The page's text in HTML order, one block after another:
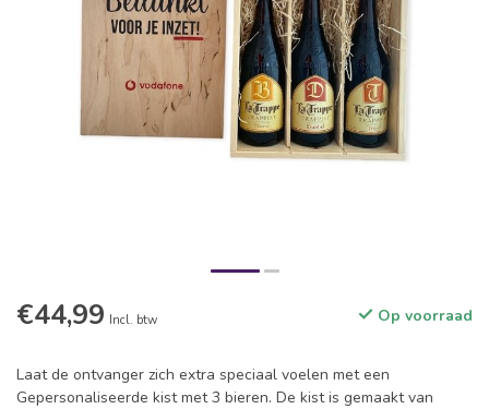
€44,99 Incl. btw Op voorraad
Laat de ontvanger zich extra speciaal voelen met een
Gepersonaliseerde kist met 3 bieren. De kist is gemaakt van